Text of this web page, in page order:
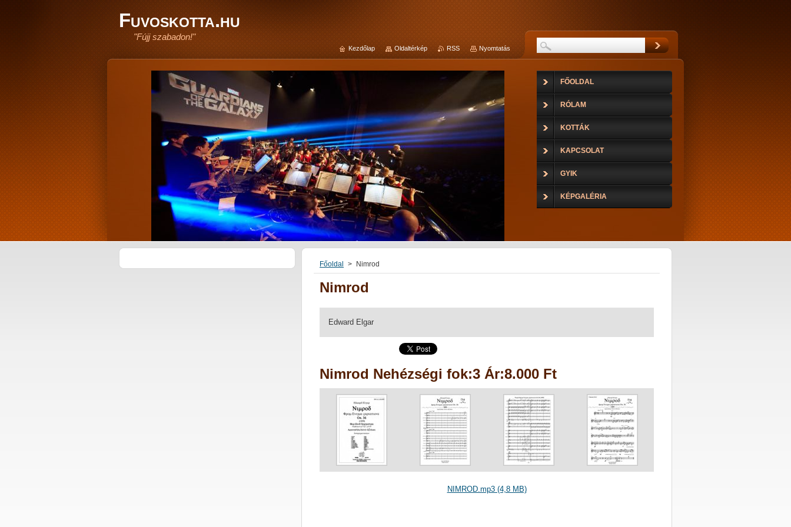
Fuvoskotta.hu
"Fújj szabadon!"
Főoldal > Nimrod
Nimrod
Edward Elgar
Nimrod Nehézségi fok:3 Ár:8.000 Ft
NIMROD.mp3 (4,8 MB)
FŐOLDAL
RÓLAM
KOTTÁK
KAPCSOLAT
GYIK
KÉPGALÉRIA
Kezdőlap Oldaltérkép RSS Nyomtatás